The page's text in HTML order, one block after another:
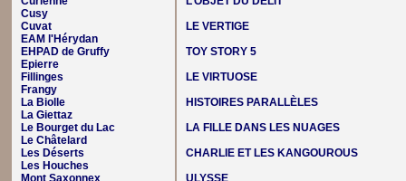
Cusy
Cuvat
EAM l'Hérydan
EHPAD de Gruffy
Epierre
Fillinges
Frangy
La Biolle
La Giettaz
Le Bourget du Lac
Le Châtelard
Les Déserts
Les Houches
Mont Saxonnex
LE VERTIGE
TOY STORY 5
LE VIRTUOSE
HISTOIRES PARALLÈLES
LA FILLE DANS LES NUAGES
CHARLIE ET LES KANGOUROUS
ULYSSE